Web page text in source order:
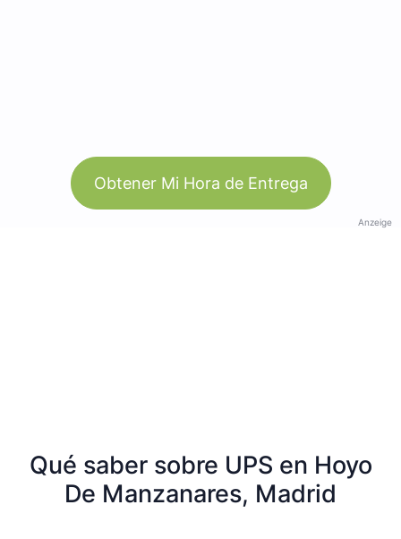
Obtener Mi Hora de Entrega
Anzeige
Qué saber sobre UPS en Hoyo
De Manzanares, Madrid